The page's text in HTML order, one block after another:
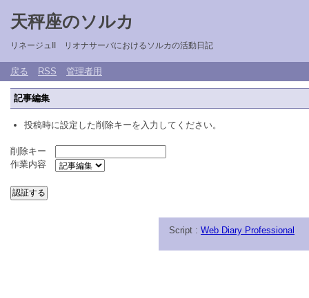
天秤座のソルカ
リネージュII リオナサーバにおけるソルカの活動日記
戻る RSS 管理者用
記事編集
投稿時に設定した削除キーを入力してください。
削除キー
作業内容
Script : Web Diary Professional